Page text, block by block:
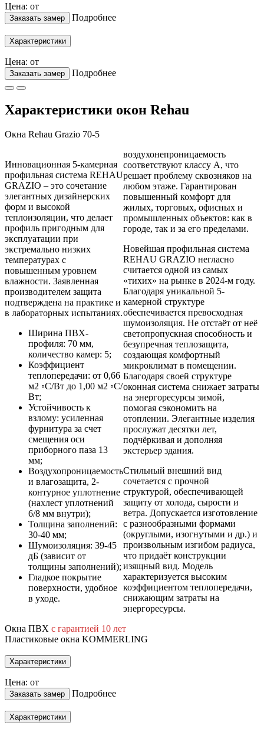
Цена: от
Заказать замер Подробнее
Характеристики
Цена: от
Заказать замер Подробнее
Характеристики окон Rehau
Окна Rehau Grazio 70-5
Инновационная 5-камерная
профильная система REHAU
GRAZIO – это сочетание
элегантных дизайнерских
форм и высокой
теплоизоляции, что делает
профиль пригодным для
эксплуатации при
экстремально низких
температурах с
повышенным уровнем
влажности. Заявленная
производителем защита
подтверждена на практике и
в лабораторных испытаниях.
Ширина ПВХ-
профиля: 70 мм,
количество камер: 5;
Коэффициент
теплопередачи: от 0,66
м2 ◦С/Вт до 1,00 м2 ◦С/
Вт;
Устойчивость к
взлому: усиленная
фурнитура за счет
смещения оси
приборного паза 13
мм;
Воздухопроницаемость
и влагозащита, 2-
контурное уплотнение
(нахлест уплотнений
6/8 мм внутри);
Толщина заполнений:
30-40 мм;
Шумоизоляция: 39-45
дБ (зависит от
толщины заполнений);
Гладкое покрытие
поверхности, удобное
в уходе.
воздухонепроницаемость
соответствуют классу А, что
решает проблему сквозняков на
любом этаже. Гарантирован
повышенный комфорт для
жилых, торговых, офисных и
промышленных объектов: как в
городе, так и за его пределами.
Новейшая профильная система
REHAU GRAZIO негласно
считается одной из самых
«тихих» на рынке в 2024-м году.
Благодаря уникальной 5-
камерной структуре
обеспечивается превосходная
шумоизоляция. Не отстаёт от неё
светопропускная способность и
безупречная теплозащита,
создающая комфортный
микроклимат в помещении.
Благодаря своей структуре
оконная система снижает затраты
на энергоресурсы зимой,
помогая сэкономить на
отоплении. Элегантные изделия
прослужат десятки лет,
подчёркивая и дополняя
экстерьер здания.
Стильный внешний вид
сочетается с прочной
структурой, обеспечивающей
защиту от холода, сырости и
ветра. Допускается изготовление
с разнообразными формами
(округлыми, изогнутыми и др.) и
произвольным изгибом радиуса,
что придаёт конструкции
изящный вид. Модель
характеризуется высоким
коэффициентом теплопередачи,
снижающим затраты на
энергоресурсы.
Окна ПВХ с гарантией 10 лет
Пластиковые окна KOMMERLING
Характеристики
Цена: от
Заказать замер Подробнее
Характеристики